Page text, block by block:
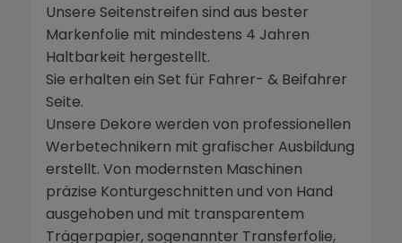
Unsere Seitenstreifen sind aus bester
Markenfolie mit mindestens 4 Jahren
Haltbarkeit hergestellt.
Sie erhalten ein Set für Fahrer- & Beifahrer
Seite.
Unsere Dekore werden von professionellen
Werbetechnikern mit grafischer Ausbildung
erstellt. Von modernsten Maschinen
präzise Konturgeschnitten und von Hand
ausgehoben und mit transparentem
Trägerpapier, sogenannter Transferfolie,